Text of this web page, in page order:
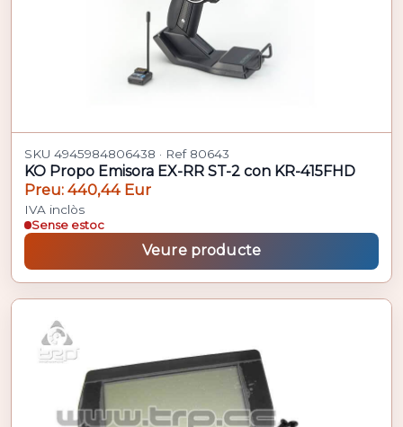
SKU 4945984806438 · Ref 80643
KO Propo Emisora EX-RR ST-2 con KR-415FHD
Preu: 440,44 Eur
IVA inclòs
Sense estoc
Veure producte